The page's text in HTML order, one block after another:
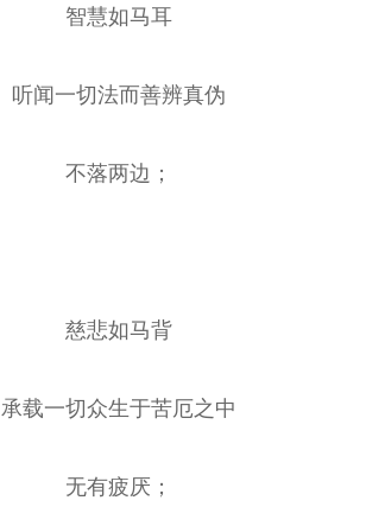
智慧如马耳
听闻一切法而善辨真伪
不落两边；
慈悲如马背
承载一切众生于苦厄之中
无有疲厌；